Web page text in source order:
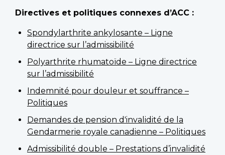
Directives et politiques connexes d’ACC :
Spondylarthrite ankylosante – Ligne
directrice sur l’admissibilité
Polyarthrite rhumatoïde – Ligne directrice
sur l’admissibilité
Indemnité pour douleur et souffrance –
Politiques
Demandes de pension d'invalidité de la
Gendarmerie royale canadienne – Politiques
Admissibilité double – Prestations d’invalidité